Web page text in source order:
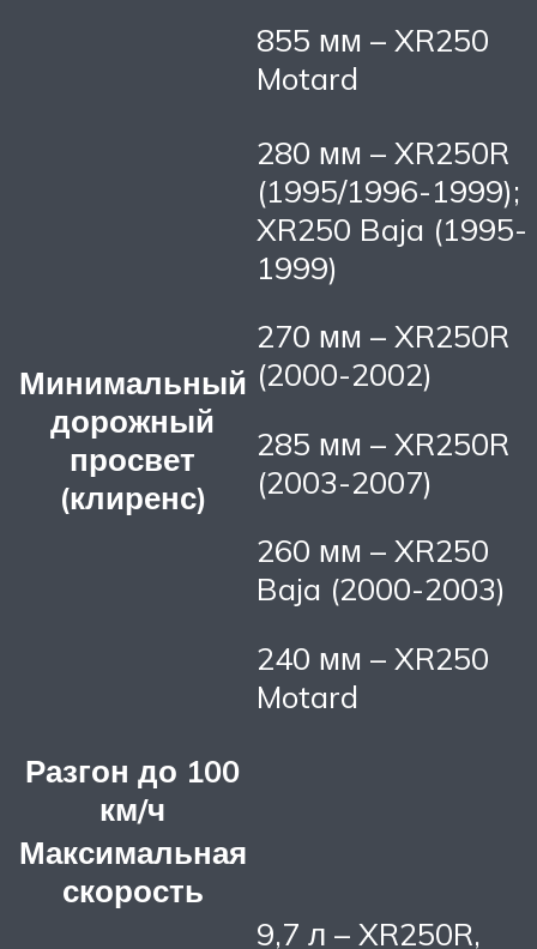
855 мм – XR250
Motard
Минимальный
дорожный
просвет
(клиренс)
280 мм – XR250R
(1995/1996-1999);
XR250 Baja (1995-
1999)
270 мм – XR250R
(2000-2002)
285 мм – XR250R
(2003-2007)
260 мм – XR250
Baja (2000-2003)
240 мм – XR250
Motard
Разгон до 100
км/ч
Максимальная
скорость
9,7 л – XR250R,